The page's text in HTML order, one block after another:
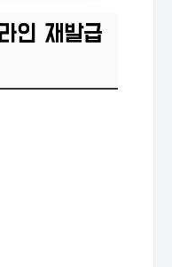
인 재발급